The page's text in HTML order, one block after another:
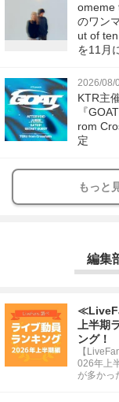
omeme
のワン
ut of
を11月
2026/08/
KTR主
『
rom
定
もっと
編集
上半期
ング！
【
026年上
が多かっ